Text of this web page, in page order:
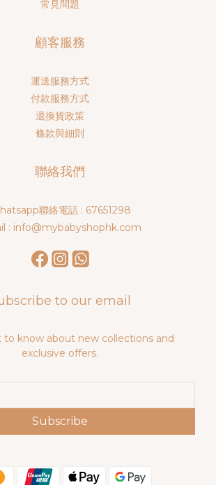
常見問題
顧客服務
運送服務方式
付款服務方式
退換貨政策
條款與細則
聯絡我們
聯絡電話 : 67651298
: info@mybabyshophk.com
to our email
to know about new collections and
exclusive offers.
Subscribe